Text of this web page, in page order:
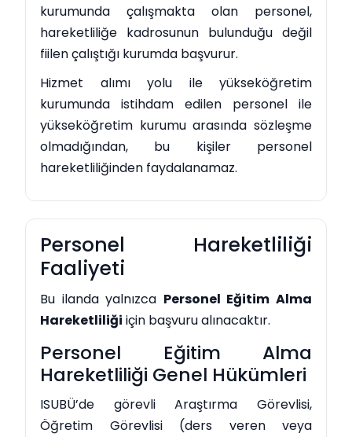
kurumunda çalışmakta olan personel,
hareketliliğe kadrosunun bulunduğu değil
fiilen çalıştığı kurumda başvurur.
Hizmet alımı yolu ile yükseköğretim
kurumunda istihdam edilen personel ile
yükseköğretim kurumu arasında sözleşme
olmadığından, bu kişiler personel
hareketliliğinden faydalanamaz.
Personel Hareketliliği
Faaliyeti
Bu ilanda yalnızca Personel Eğitim Alma
Hareketliliği için başvuru alınacaktır.
Personel Eğitim Alma
Hareketliliği Genel Hükümleri
ISUBÜ’de görevli Araştırma Görevlisi,
Öğretim Görevlisi (ders veren veya